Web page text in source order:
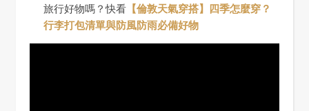
旅行好物嗎？快看 【倫敦天氣穿搭】四季怎麼穿？
行李打包清單與防風防雨必備好物